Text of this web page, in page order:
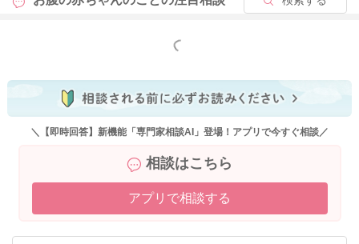
もっと見る
＼【即時回答】新機能「専門家相談AI」登場！アプリで今すぐ相談／
相談はこちら
アプリで相談する